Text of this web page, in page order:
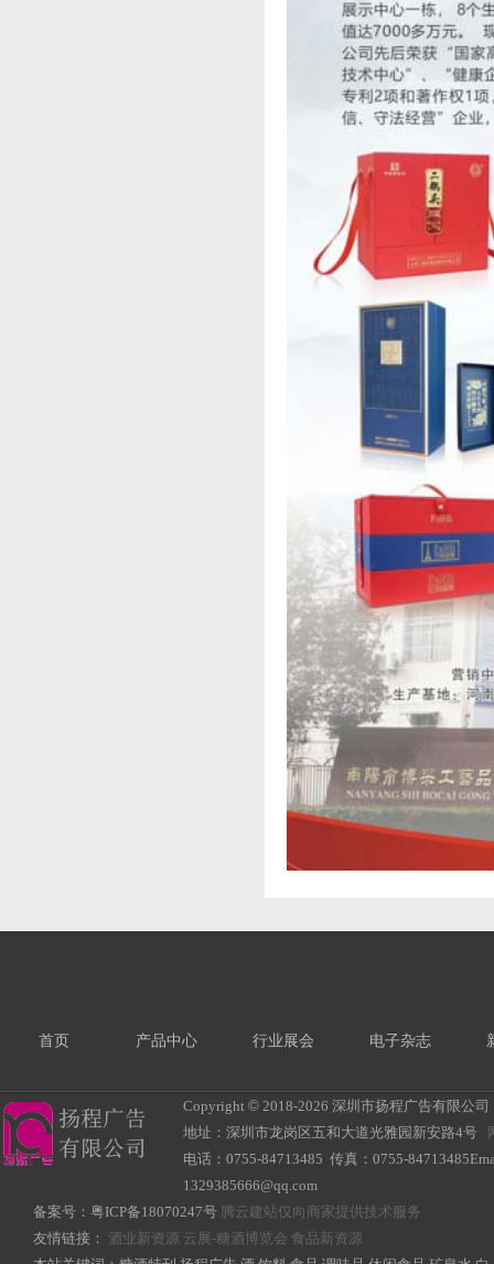
首页 产品中心 行业展会 电子杂志
Copyright © 2018-2026 深圳市扬程广告有限公
地址：深圳市龙岗区五和大道光雅园新安路4号
电话：0755-84713485 传真：0755-
1329385666@qq.com
备案号： 粤ICP备18070247号 腾云建站仅向商家提供技术服务
友情链接： 酒业新资源 云展-糖酒博览会 食品新资源